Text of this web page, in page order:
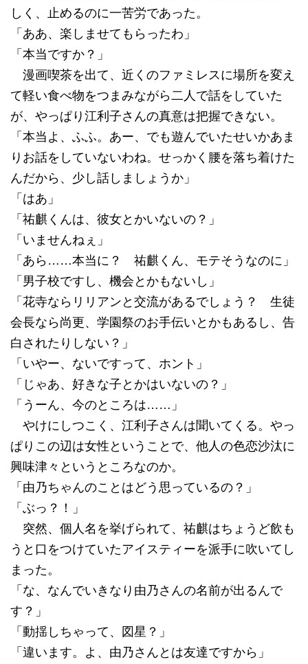
しく、止めるのに一苦労であった。
「ああ、楽しませてもらったわ」
「本当ですか？」
漫画喫茶を出て、近くのファミレスに場所を変え
て軽い食べ物をつまみながら二人で話をしていた
が、やっぱり江利子さんの真意は把握できない。
「本当よ、ふふ。あー、でも遊んでいたせいかあま
りお話をしていないわね。せっかく腰を落ち着けた
んだから、少し話しましょうか」
「はあ」
「祐麒くんは、彼女とかいないの？」
「いませんねぇ」
「あら……本当に？ 祐麒くん、モテそうなのに」
「男子校ですし、機会とかもないし」
「花寺ならリリアンと交流があるでしょう？ 生徒
会長なら尚更、学園祭のお手伝いとかもあるし、告
白されたりしない？」
「いやー、ないですって、ホント」
「じゃあ、好きな子とかはいないの？」
「うーん、今のところは……」
やけにしつこく、江利子さんは聞いてくる。やっ
ぱりこの辺は女性ということで、他人の色恋沙汰に
興味津々というところなのか。
「由乃ちゃんのことはどう思っているの？」
「ぶっ？！」
突然、個人名を挙げられて、祐麒はちょうど飲も
うと口をつけていたアイスティーを派手に吹いてし
まった。
「な、なんでいきなり由乃さんの名前が出るんで
す？」
「動揺しちゃって、図星？」
「違います。よ、由乃さんとは友達ですから」